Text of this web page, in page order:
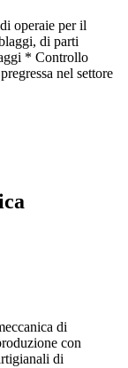
operaie per il
di parti
* Controllo
nel settore
di
con
di